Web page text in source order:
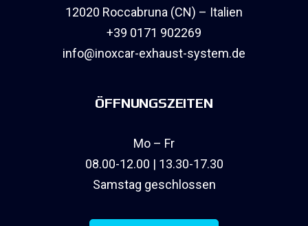
12020 Roccabruna (CN) – Italien
+39 0171 902269
info@inoxcar-exhaust-system.de
ÖFFNUNGSZEITEN
Mo – Fr
08.00-12.00 | 13.30-17.30
Samstag geschlossen